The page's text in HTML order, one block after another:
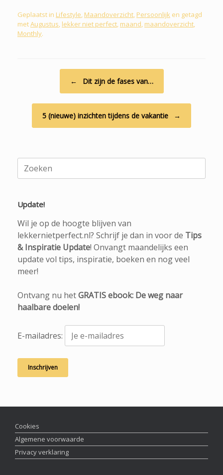
Geplaatst in Lifestyle, Maandoverzicht, Persoonlijk en getagd
metAugustus, lekker niet perfect, maand, maandoverzicht,
Monthly.
← Dit zijn de fases van…
5 (nieuwe) inzichten tijdens de vakantie →
Zoeken
naar:
Update!
Wil je op de hoogte blijven van
lekkernietperfect.nl? Schrijf je dan in voor de Tips
& Inspiratie Update! Onvangt maandelijks een
update vol tips, inspiratie, boeken en nog veel
meer!
Ontvang nu hetGRATIS ebook: De weg naar
haalbare doelen!
E-mailadres:
Cookies
Algemene voorwaarde
Privacy verklaring